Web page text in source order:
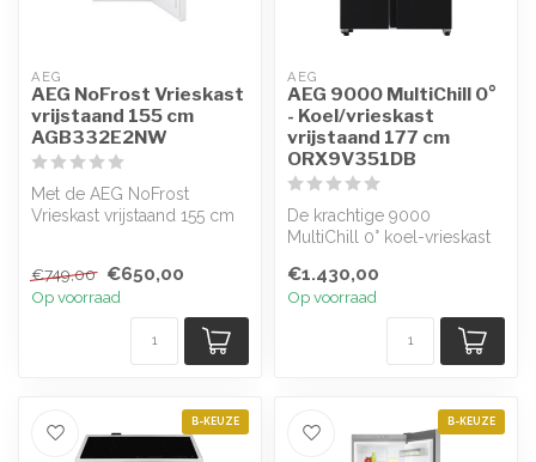
AEG
AEG NoFrost Vrieskast
vrijstaand 155 cm
AGB332E2NW
Met de AEG NoFrost
Vrieskast vrijstaand 155 cm
€749,00
€650,00
Op voorraad
AEG
AEG 9000 MultiChill 0°
- Koel/vrieskast
vrijstaand 177 cm
ORX9V351DB
De krachtige 9000
MultiChill 0° koel-vrieskast
deur...
€1.430,00
Op voorraad
B-KEUZE B-KEUZE